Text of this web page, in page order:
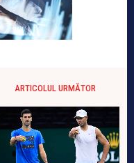
ARTICOLUL URMĂTOR